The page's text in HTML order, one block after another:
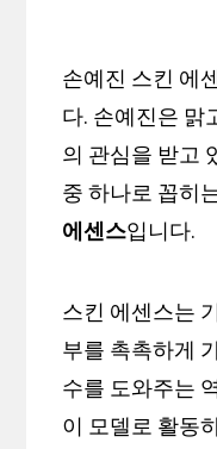
손예진 스킨 에
다. 손예진은 맑
의 관심을 받고
중 하나로 꼽히
에센스입니다.
스킨 에센스는
부를 촉촉하게
수를 도와주는
이 모델로 활동